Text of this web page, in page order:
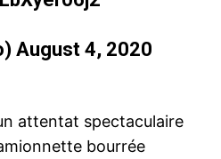
August 4, 2020
attentat spectaculaire
bourrée